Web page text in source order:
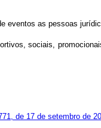
eventos as pessoas
sociais,
de 17 de setembro de